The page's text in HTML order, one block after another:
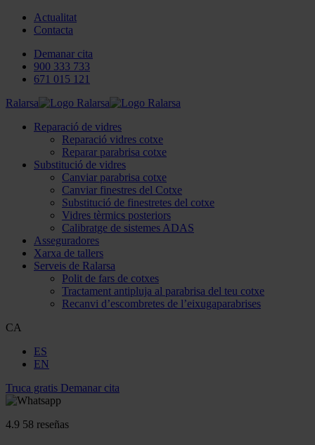
Actualitat
Contacta
Demanar cita
900 333 733
671 015 121
Ralarsa
Reparació de vidres
Reparació vidres cotxe
Reparar parabrisa cotxe
Substitució de vidres
Canviar parabrisa cotxe
Canviar finestres del Cotxe
Substitució de finestretes del cotxe
Vidres tèrmics posteriors
Calibratge de sistemes ADAS
Asseguradores
Xarxa de tallers
Serveis de Ralarsa
Polit de fars de cotxes
Tractament antipluja al parabrisa del teu cotxe
Recanvi d’escombretes de l’eixugaparabrises
CA
ES
EN
Truca gratis Demanar cita
4.9 58 reseñas